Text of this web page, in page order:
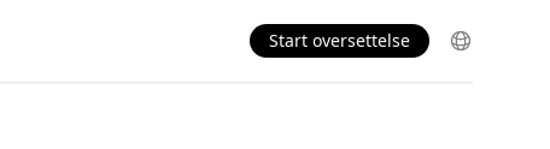
Start oversettelse